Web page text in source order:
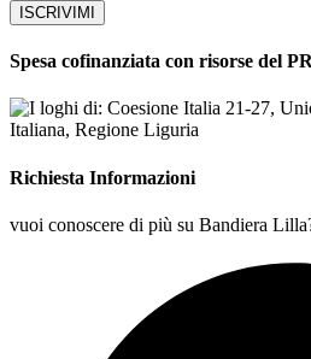
ISCRIVIMI
Spesa cofinanziata con risorse del
Richiesta Informazioni
vuoi conoscere di più su Bandiera